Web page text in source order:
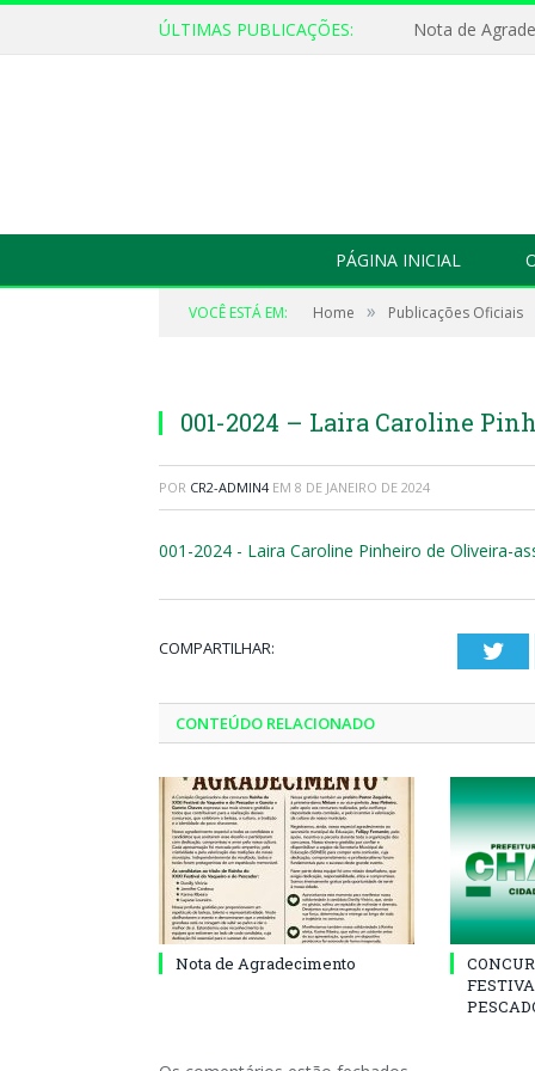
ÚLTIMAS PUBLICAÇÕES: Nota de
PÁGINA INICIAL
VOCÊ ESTÁ EM: Home » Publicações Oficiais
001-2024 – Laira Caroline
POR CR2-ADMIN4 EM 8 DE JANEIRO DE 2024
001-2024 - Laira Caroline Pinheiro de Oliveira-
COMPARTILHAR:
CONTEÚDO RELACIONADO
Nota de Agradecimento